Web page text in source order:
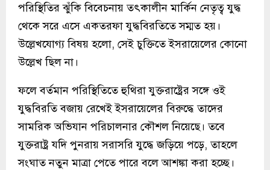
পরিস্থিতির ঝুঁকি বিবেচনায় তৎকালীন মার্কিন নেতৃত্ব যুদ্ধ
থেকে সরে এসে একতরফা যুদ্ধবিরতিতে সম্মত হয়।
উল্লেখযোগ্য বিষয় হলো, সেই চুক্তিতে ইসরায়েলের কোনো
উল্লেখ ছিল না।
ফলে বর্তমান পরিস্থিতিতে হুথিরা যুক্তরাষ্ট্রের সঙ্গে ওই
যুদ্ধবিরতি বজায় রেখেই ইসরায়েলের বিরুদ্ধে তাদের
সামরিক অভিযান পরিচালনার কৌশল নিয়েছে। তবে
যুক্তরাষ্ট্র যদি পুনরায় সরাসরি যুদ্ধে জড়িয়ে পড়ে, তাহলে
সংঘাত নতুন মাত্রা পেতে পারে বলে আশঙ্কা করা হচ্ছে।